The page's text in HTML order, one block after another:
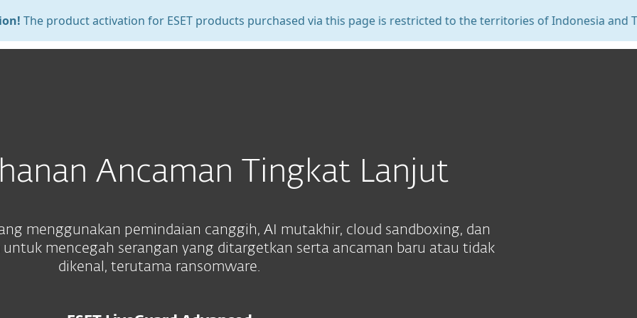
activation for ESET products purchased via this page is restricted to the territories of Indonesia and Timor-
Ancaman Tingkat Lanjut
menggunakan pemindaian canggih, AI mutakhir, cloud sandboxing, dan
mencegah serangan yang ditargetkan serta ancaman baru atau tidak
dikenal, terutama ransomware.